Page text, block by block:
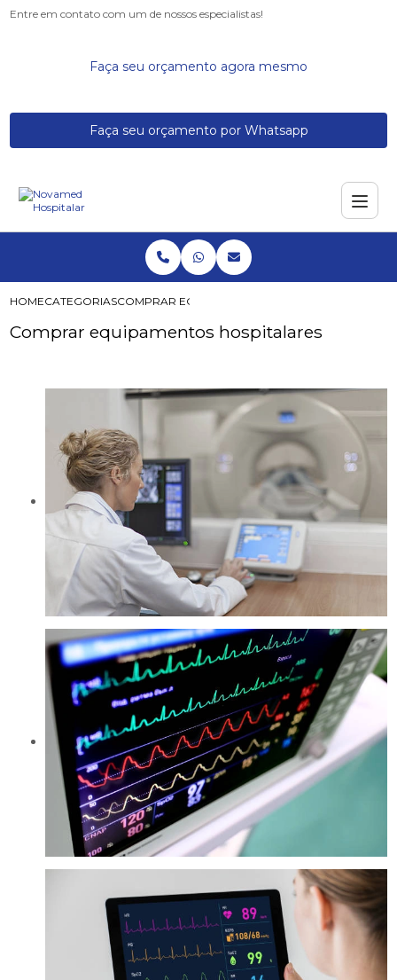
Entre em contato com um de nossos especialistas!
Faça seu orçamento agora mesmo
Faça seu orçamento por Whatsapp
HOMECATEGORIASCOMPRAR EQUIPAMENTOS HOSPITALARES
Comprar equipamentos hospitalares